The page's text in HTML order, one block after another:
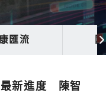
匯流
最新進度 陳智